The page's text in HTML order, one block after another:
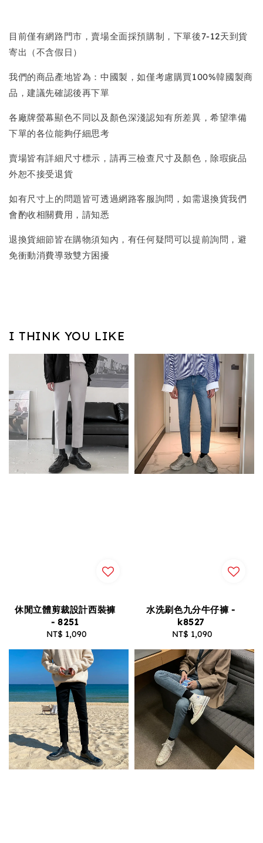
目前僅有網路門市，賣場全面採預購制，下單後7-12天到貨
寄出（不含假日）
我們的商品產地皆為：中國製，如僅考慮購買100%韓國製商
品，建議先確認後再下單
各廠牌螢幕顯色不同以及顏色深淺認知有所差異，希望準備
下單的各位能夠仔細思考
賣場皆有詳細尺寸標示，請再三檢查尺寸及顏色，除瑕疵品
外恕不接受退貨
如有尺寸上的問題皆可透過網路客服詢問，如需退換貨我們
會酌收相關費用，請知悉
退換貨細節皆在購物須知內，有任何疑問可以提前詢問，避
免衝動消費導致雙方困擾
I THINK YOU LIKE
休閒立體剪裁設計西裝褲
- 8251
Regular
NT$ 1,090
水洗刷色九分牛仔褲 -
k8527
Regular
NT$ 1,090